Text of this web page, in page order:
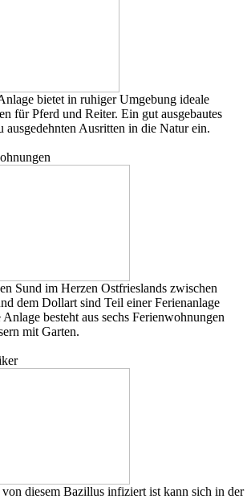
bietet in ruhiger Umgebung ideale
für Pferd und Reiter. Ein gut ausgebautes
ausgedehnten Ausritten in die Natur ein.
Sund im Herzen Ostfrieslands zwischen
dem Dollart sind Teil einer Ferienanlage
besteht aus sechs Ferienwohnungen
mit Garten.
von diesem Bazillus infiziert ist kann sich in der